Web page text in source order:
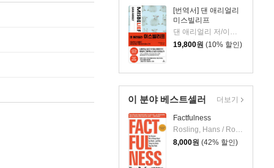
[번역서] 댄 애리얼리
미스빌리프
댄 애리얼리 저/이경식 역
19,800원 (10% 할인)
이 분야 베스트셀러
Factfulness
Rosling, Hans / Ronnlund, Anna Rosling / Rosling, Ola
8,000원 (42% 할인)
더보기